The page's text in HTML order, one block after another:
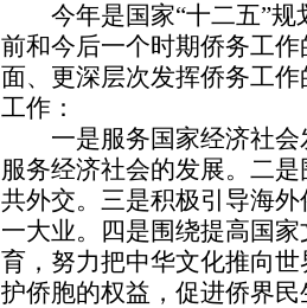
今年是国家“十二五”规
前和今后一个时期侨务工
面、更深层次发挥侨务工
工作：
一是服务国家经济社会
服务经济社会的发展。二
共外交。三是积极引导海
一大业。四是围绕提高国
育，努力把中华文化推向
护侨胞的权益，促进侨界